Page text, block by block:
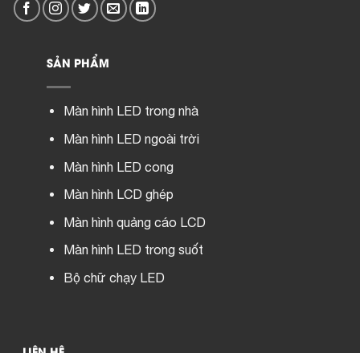
SẢN PHẨM
Màn hình LED trong nhà
Màn hình LED ngoài trời
Màn hình LED cong
Màn hình LCD ghép
Màn hình quảng cáo LCD
Màn hình LED trong suốt
Bộ chữ chạy LED